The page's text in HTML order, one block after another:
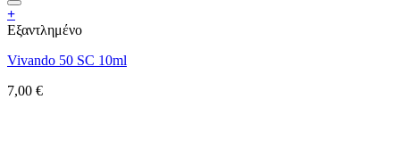
+
Εξαντλημένο
Vivando 50 SC 10ml
7,00 €